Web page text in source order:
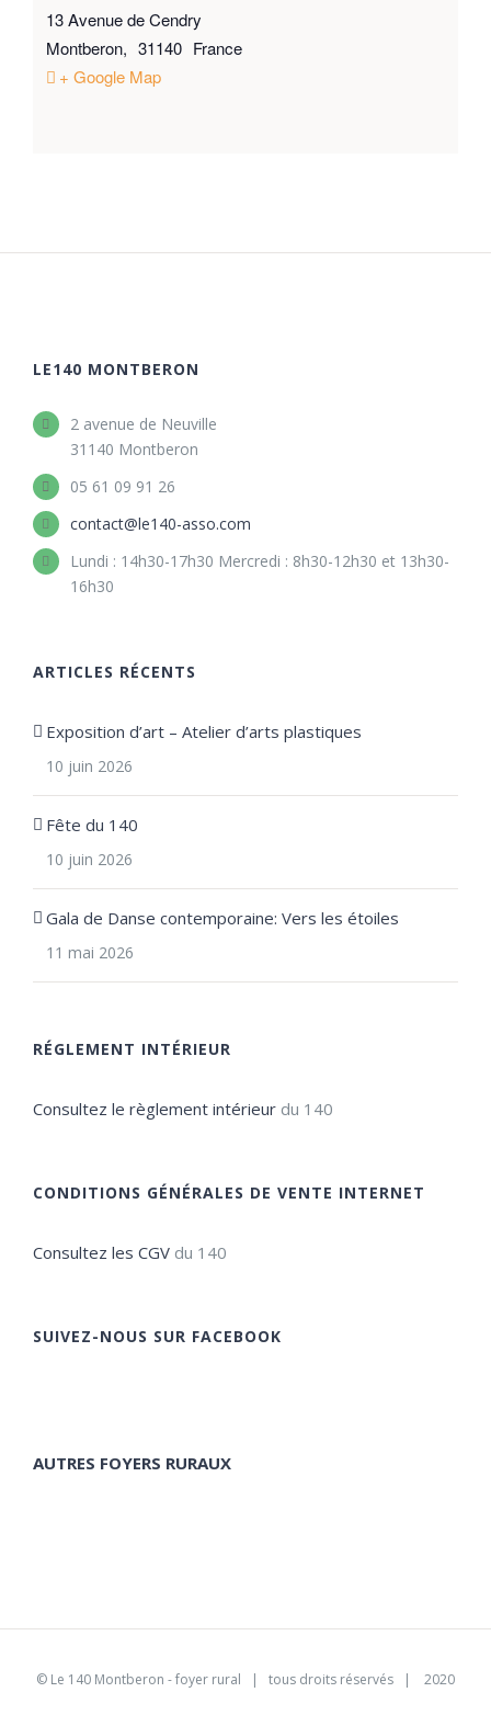
13 Avenue de Cendry
Montberon, 31140 France
+ Google Map
LE140 MONTBERON
2 avenue de Neuville
31140 Montberon
05 61 09 91 26
contact@le140-asso.com
Lundi : 14h30-17h30 Mercredi : 8h30-12h30 et 13h30-
16h30
ARTICLES RÉCENTS
Exposition d’art – Atelier d’arts plastiques
10 juin 2026
Fête du 140
10 juin 2026
Gala de Danse contemporaine: Vers les étoiles
11 mai 2026
RÉGLEMENT INTÉRIEUR
Consultez le règlement intérieur du 140
CONDITIONS GÉNÉRALES DE VENTE INTERNET
Consultez les CGV du 140
SUIVEZ-NOUS SUR FACEBOOK
AUTRES FOYERS RURAUX
© Le 140 Montberon - foyer rural | tous droits réservés | 2020